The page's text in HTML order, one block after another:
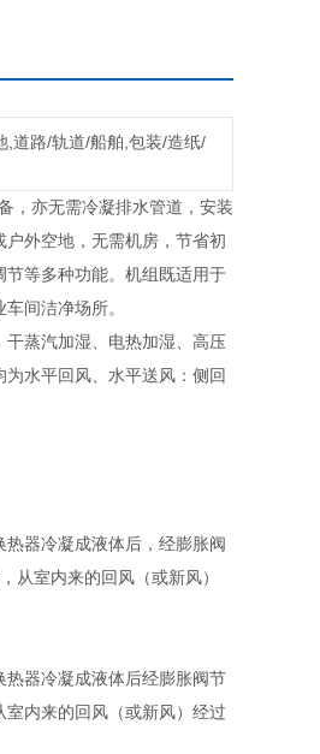
,道路/轨道/船舶,包装/造纸/
，亦无需冷凝排水管道，安装
户外空地，无需机房，节省初
等多种功能。机组既适用于
间洁净场所。
蒸汽加湿、电热加湿、高压
水平回风、水平送风：侧回
器冷凝成液体后，经膨胀阀
从室内来的回风（或新风）
器冷凝成液体后经膨胀阀节
内来的回风（或新风）经过